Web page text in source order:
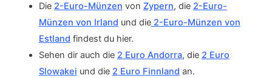
Die 2-Euro-Münzen von Zypern, die 2-Euro-
Münzen von Irland und die2-Euro-Münzen von
Estland findest du hier.
Sehen dir auch die 2 Euro Andorra, die 2 Euro
Slowakei und die 2 Euro Finnland an.